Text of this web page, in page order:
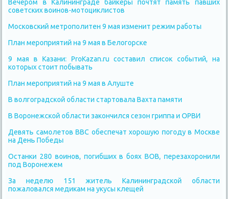
Вечером в Калининграде байкеры почтят память павших
советских воинов-мотоциклистов
Московский метрополитен 9 мая изменит режим работы
План мероприятий на 9 мая в Белогорске
9 мая в Казани: ProKazan.ru составил список событий, на
которых стоит побывать
План мероприятий на 9 мая в Алуште
В волгоградской области стартовала Вахта памяти
В Воронежской области закончился сезон гриппа и ОРВИ
Девять самолетов ВВС обеспечат хорошую погоду в Москве
на День Победы
Останки 280 воинов, погибших в боях ВОВ, перезахоронили
под Воронежем
За неделю 151 житель Калининградской области
пожаловался медикам на укусы клещей